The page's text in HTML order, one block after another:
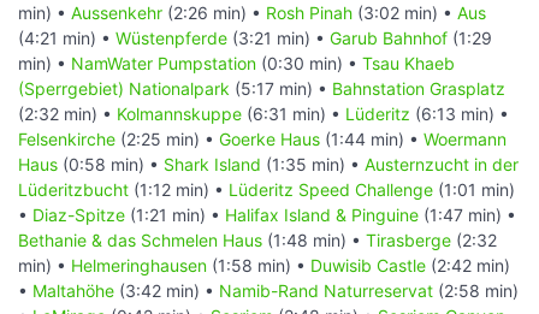
min) • Aussenkehr (2:26 min) • Rosh Pinah (3:02 min) • Aus
(4:21 min) • Wüstenpferde (3:21 min) • Garub Bahnhof (1:29
min) • NamWater Pumpstation (0:30 min) • Tsau Khaeb
(Sperrgebiet) Nationalpark (5:17 min) • Bahnstation Grasplatz
(2:32 min) • Kolmannskuppe (6:31 min) • Lüderitz (6:13 min) •
Felsenkirche (2:25 min) • Goerke Haus (1:44 min) • Woermann
Haus (0:58 min) • Shark Island (1:35 min) • Austernzucht in der
Lüderitzbucht (1:12 min) • Lüderitz Speed Challenge (1:01 min)
• Diaz-Spitze (1:21 min) • Halifax Island & Pinguine (1:47 min) •
Bethanie & das Schmelen Haus (1:48 min) • Tirasberge (2:32
min) • Helmeringhausen (1:58 min) • Duwisib Castle (2:42 min)
• Maltahöhe (3:42 min) • Namib-Rand Naturreservat (2:58 min)